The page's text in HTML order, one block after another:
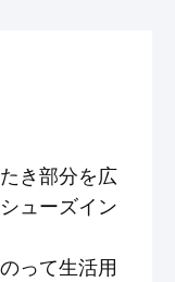
き部分を広
ューズイン
って生活用